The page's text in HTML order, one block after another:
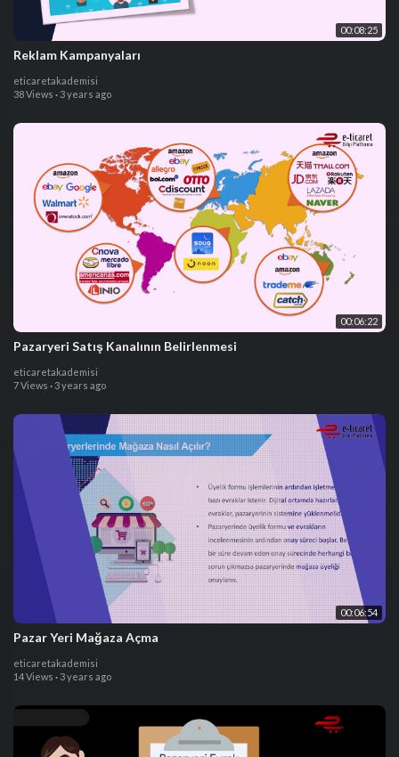
00:08:25
Reklam Kampanyaları
eticaretakademisi
38 Views · 3 years ago
00:06:22
Pazaryeri Satış Kanalının Belirlenmesi
eticaretakademisi
7 Views · 3 years ago
00:06:54
Pazar Yeri Mağaza Açma
eticaretakademisi
14 Views · 3 years ago